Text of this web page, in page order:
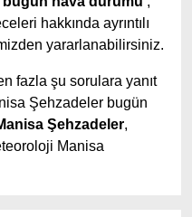
hakkında ayrıntılı
yararlanabilirsiniz.
fazla şu sorulara yanıt
Şehzadeler bugün
Şehzadeler,
Manisa